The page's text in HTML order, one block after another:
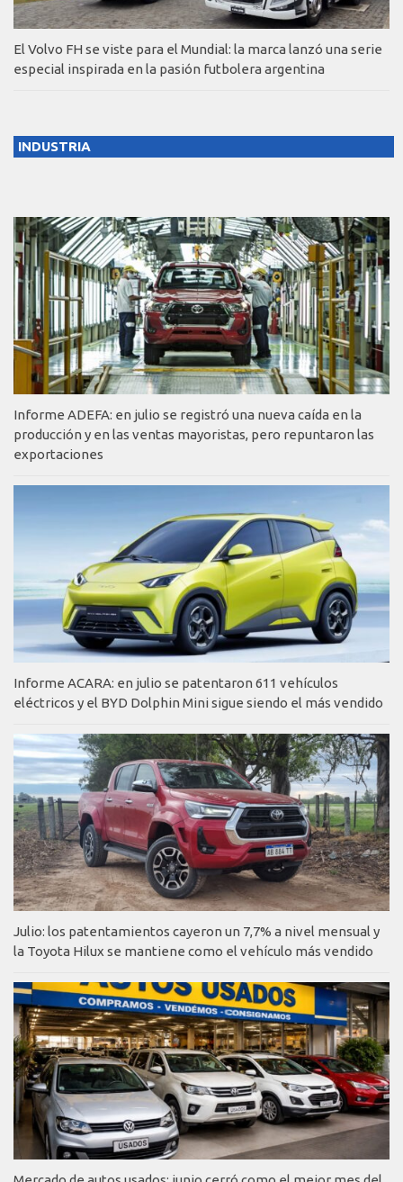
El Volvo FH se viste para el Mundial: la marca lanzó una serie
especial inspirada en la pasión futbolera argentina
INDUSTRIA
Informe ADEFA: en julio se registró una nueva caída en la
producción y en las ventas mayoristas, pero repuntaron las
exportaciones
Informe ACARA: en julio se patentaron 611 vehículos
eléctricos y el BYD Dolphin Mini sigue siendo el más vendido
Julio: los patentamientos cayeron un 7,7% a nivel mensual y
la Toyota Hilux se mantiene como el vehículo más vendido